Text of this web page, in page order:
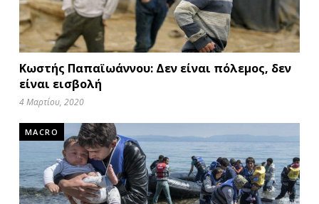
Κωστής Παπαϊωάννου: Δεν είναι πόλεμος, δεν
είναι εισβολή
4 Μαρτίου, 2020
MACRO